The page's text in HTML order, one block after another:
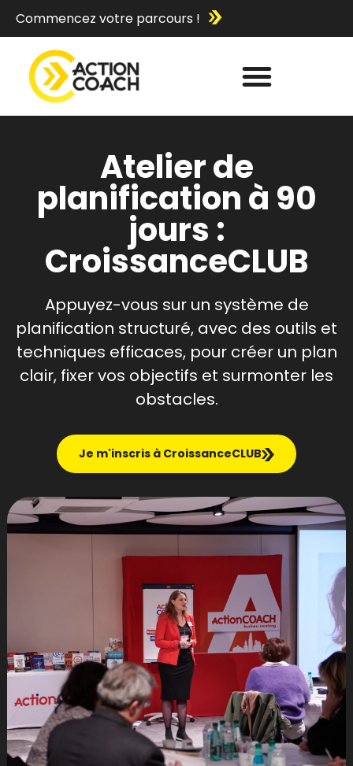
Commencez votre parcours !
Atelier de
planification à 90
jours :
CroissanceCLUB
Appuyez-vous sur un système de
planification structuré, avec des outils et
techniques efficaces, pour créer un plan
clair, fixer vos objectifs et surmonter les
obstacles.
Je m'inscris à CroissanceCLUB